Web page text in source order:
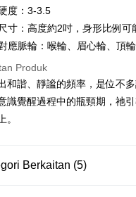
Pay
ATM
度：3-3.5
寸：高度約2吋，身形比例可
應脈輪：喉輪、眉心輪、頂
Produk
和諧、靜謐的頻率，是位不
識覺醒過程中的瓶頸期，祂
。
Berkaitan (5)